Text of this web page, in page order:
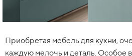
Приобретая мебель для кухни,
каждую мелочь и деталь. Особое